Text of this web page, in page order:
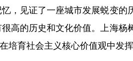
见证了一座城市发展蜕变的
高的历史和文化价值。上海杨
培育社会主义核心价值观中发挥